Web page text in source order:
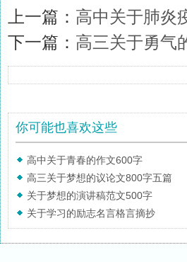
上一篇： 高中关于肺炎
下一篇： 高三关于勇气
你可能也喜欢这些
高中关于青春的作文600字
高三关于梦想的议论文800字五篇
关于梦想的演讲稿范文500字
关于学习的励志名言格言摘抄